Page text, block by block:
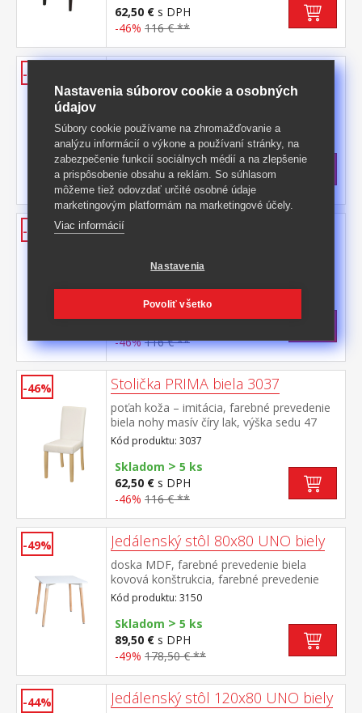
62,50 € s DPH
-46% 116 € **
-46%
poťah koža – imitácia, farebné prevedenie
prevedenie tmavo hnedá výška sedu 47 cm,
odporúčaná nosnosť do 120 kg
Kód produktu: 3035
Skladom>5 ks
62,50 €s DPH
-46% 116 € **
-46% Stolička PRIMA biela/hnedá 3036
biela nohy masív lak, farebné
odporúčaná nosnosť do 120 kg
Skladom> 5 ks
-46% 116 € **
-46% Stolička PRIMA biela 3037
poťah koža – imitácia, farebné prevedenie
biela nohy masív číry lak, výška sedu 47
cm odporúčaná nosnosť do 120 kg
Kód produktu: 3037
Skladom > 5 ks
62,50 € s DPH
-46% 116 € **
-49% Jedálenský stôl 80x80 UNO biely
doska MDF, farebné prevedenie biela
kovová konštrukcia, farebné prevedenie
biela okrúhle nohy, materiál masív buk
nastaviteľné plastové klzáky s
pochrómovanou krytkou
Kód produktu: 3150
Skladom > 5 ks
89,50 € s DPH
-49% 178,50 € **
-44% Jedálenský stôl 120x80 UNO biely
Nastavenia súborov cookie a osobných
údajov
Súbory cookie používame na zhromažďovanie a
analýzu informácií o výkone a používaní stránky, na
zabezpečenie funkcií sociálnych médií a na zlepšenie
a prispôsobenie obsahu a reklám. So súhlasom
môžeme tiež odovzdať určité osobné údaje
marketingovým platformám na marketingové účely.
Viac informácií
Nastavenia
Povoliť všetko